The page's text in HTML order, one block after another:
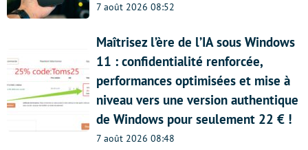
7 août 2026 08:52
Maîtrisez l’ère de l’IA sous Windows
11 : confidentialité renforcée,
performances optimisées et mise à
niveau vers une version authentique
de Windows pour seulement 22 € !
7 août 2026 08:48